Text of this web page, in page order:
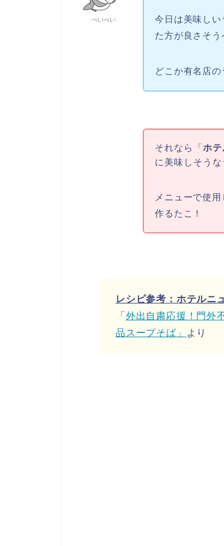
べいべい
今日は美味しい
た方が良さそう
どこか有名店の
それなら「ホ
に美味しそう
メニューで使
作るたこ！
レシピ参考：ホテルニ
「 外出自粛応援！門外
品スープそば」
より